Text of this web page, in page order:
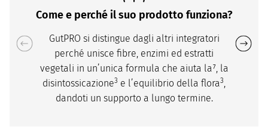
Come e perché il suo prodotto funziona?
GutPRO si distingue dagli altri integratori
perché unisce fibre, enzimi ed estratti
vegetali in un’unica formula che aiuta la⁷, la
disintossicazione3 e l’equilibrio della flora3,
dandoti un supporto a lungo termine.